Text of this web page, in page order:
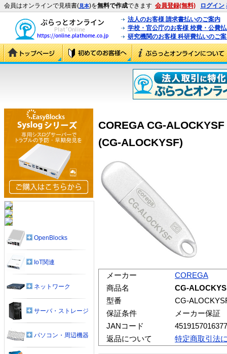
会員はオンラインで見積書(見本)を無料で作成できます 会員登録(無料) ログイン
法人のお客様 請求書払いのご案内
学校・官公庁のお客様 校費・公費
研究機関のお客様 科研費払いのご
COREGA CG-
(CG-ALOCKYSF)
メーカー
COREGA
商品名
CG-
型番
CG-
保証条件
メーカー保証
JANコード
4519157016377
返品について
特定商取引法
OpenBlocks
IoT関連
ネットワーク
サーバ・ストレージ
パソコン・周辺機器